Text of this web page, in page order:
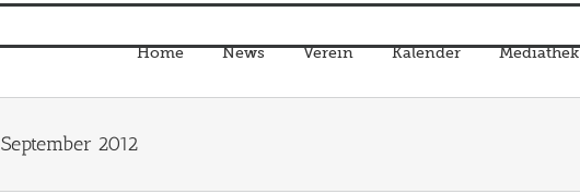
Home News Verein Kalender Mediathek
September 2012